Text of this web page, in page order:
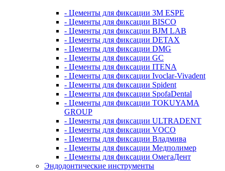
- Цементы для фиксации 3M ESPE
- Цементы для фиксации BISCO
- Цементы для фиксации BJM LAB
- Цементы для фиксации DETAX
- Цементы для фиксации DMG
- Цементы для фиксации GC
- Цементы для фиксации ITENA
- Цементы для фиксации Ivoclar-Vivadent
- Цементы для фиксации Spident
- Цементы для фиксации SpofaDental
- Цементы для фиксации TOKUYAMA
GROUP
- Цементы для фиксации ULTRADENT
- Цементы для фиксации VOCO
- Цементы для фиксации Владмива
- Цементы для фиксации Медполимер
- Цементы для фиксации ОмегаДент
Эндодонтические инструменты